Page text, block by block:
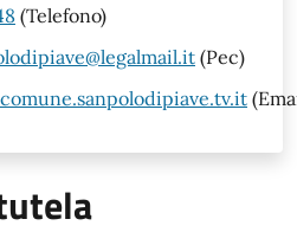
(Telefono)
(Pec)